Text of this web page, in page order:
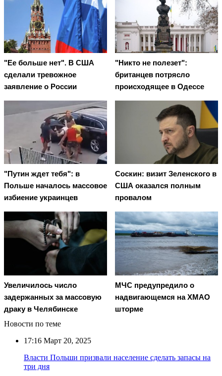
"Ее больше нет". В США
сделали тревожное
заявление о России
"Никто не полезет":
британцев потрясло
происходящее в Одессе
"Путин ждет тебя": в
Польше началось массовое
избиение украинцев
Соскин: визит Зеленского в
США оказался полным
провалом
Увеличилось число
задержанных за массовую
драку в Челябинске
МЧС предупредило о
надвигающемся на ХМАО
шторме
Новости по теме
17:16 Март 20, 2025
Власти Польши призвали население сделать запасы на
три дня